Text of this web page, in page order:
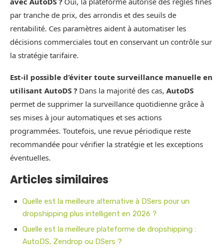
par tranche de prix, des arrondis et des seuils de
rentabilité. Ces paramètres aident à automatiser les
décisions commerciales tout en conservant un contrôle sur
la stratégie tarifaire.
Est-il possible d’éviter toute surveillance manuelle en
utilisant AutoDS ? Dans la majorité des cas, AutoDS
permet de supprimer la surveillance quotidienne grâce à
ses mises à jour automatiques et ses actions
programmées. Toutefois, une revue périodique reste
recommandée pour vérifier la stratégie et les exceptions
éventuelles.
Articles similaires
Quelle est la meilleure alternative à DSers pour un
dropshipping plus intelligent en 2026 ?
Quelle est la meilleure plateforme de dropshipping :
AutoDS, Zendrop ou DSers ?